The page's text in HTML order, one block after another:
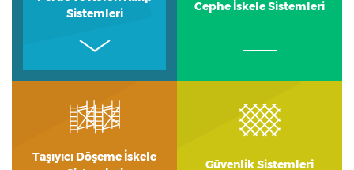
Sistemleri
Cephe İskele Sistemleri
Taşıyıcı Döşeme İskele
Güvenlik Sistemleri